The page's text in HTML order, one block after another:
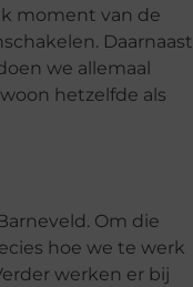
moment van de
Daarnaast
we allemaal
hetzelfde als
Om die
hoe we te werk
werken er bij